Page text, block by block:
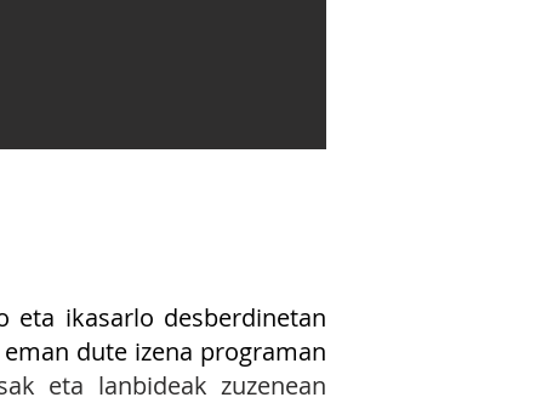
eta ikasarlo desberdinetan
dute izena programan
eta lanbideak zuzenean